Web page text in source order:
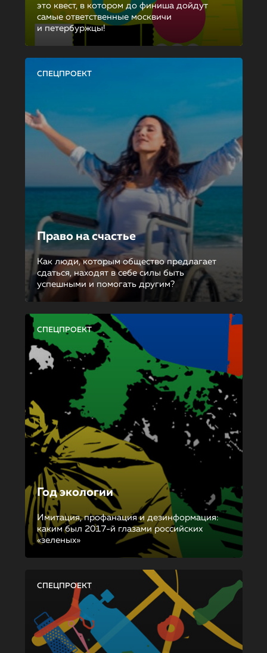
это квест, в котором до финиша дойдут
самые ответственные москвичи
и петербуржцы!
СПЕЦПРОЕКТ
Право на счастье
Как люди, которым общество предлагает
сдаться, находят в себе силы быть
успешными и помогать другим?
СПЕЦПРОЕКТ
Год экологии
Имитация, профанация и дезинформация:
каким был 2017-й глазами российских
«зеленых»
СПЕЦПРОЕКТ